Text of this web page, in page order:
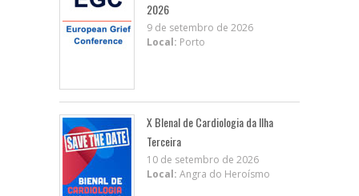
2026
9 de setembro de 2026
Local: Porto
X BIenal de Cardiologia da Ilha
Terceira
10 de setembro de 2026
Local: Angra do Heroísmo